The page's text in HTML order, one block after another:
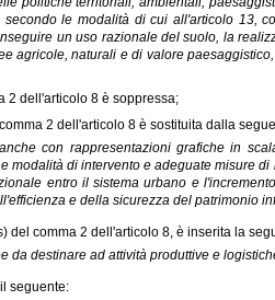
le modalità di cui all'articolo 13,
un uso razionale del suolo, la
agricole, naturali e di valore
2 dell'articolo 8 è soppressa;
2 dell'articolo 8 è sostituita dalla
con rappresentazioni grafiche in
modalità di intervento e adeguate misure
entro il sistema urbano e
e della sicurezza del patrimonio
del comma 2 dell'articolo 8, è inserita la
da destinare ad attività produttive e
seguente: